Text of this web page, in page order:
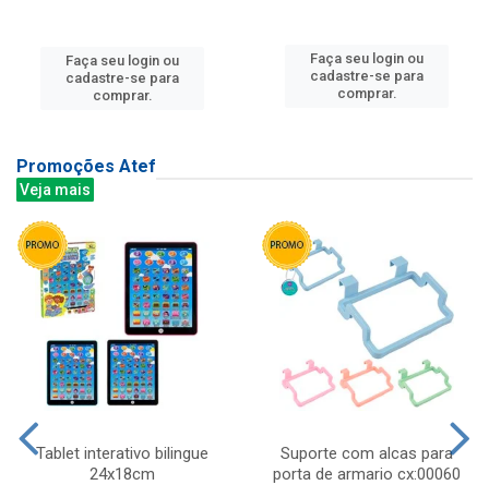
Faça seu login ou
cadastre-se para
comprar.
Faça seu login ou
cadastre-se para
comprar.
Promoções Atef
Veja mais
Tablet interativo bilingue
24x18cm
Suporte com alcas para
porta de armario cx:00060